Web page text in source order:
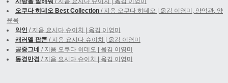
오쿠다 히데오 Best Collection / 지음 오쿠다 히데오 | 옮김 이영미, 양억관, 양
윤옥
악인 / 지음 요시다 슈이치 | 옮김 이영미
캐러멜 팝콘 / 지음 요시다 슈이치 | 옮김 이영미
공중그네 / 지음 오쿠다 히데오 | 옮김 이영미
동경만경 / 지음 요시다 슈이치 | 옮김 이영미